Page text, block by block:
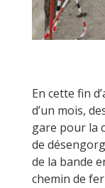
En cette fin
d’un mois,
gare pour la
de
de la bande
chemin de